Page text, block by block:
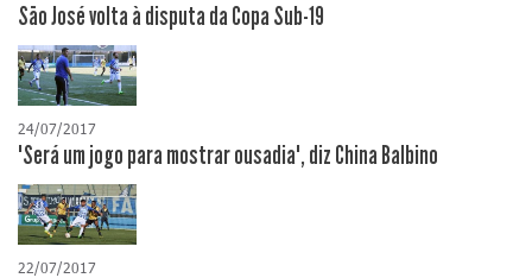
São José volta à disputa da Copa Sub-19
24/07/2017
"Será um jogo para mostrar ousadia", diz China Balbino
22/07/2017